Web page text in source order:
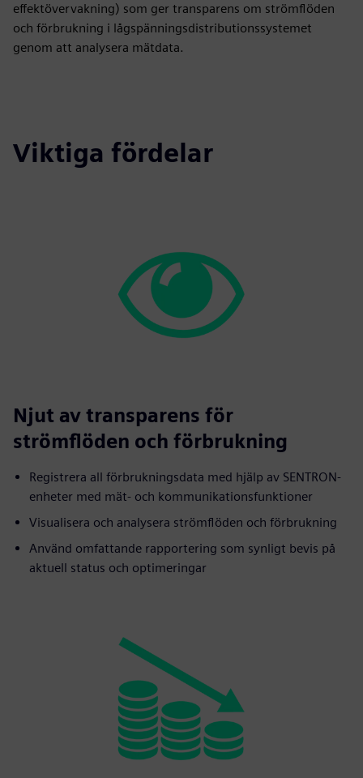
effektövervakning) som ger transparens om strömflöden
och förbrukning i lågspänningsdistributionssystemet
genom att analysera mätdata.
Viktiga fördelar
Njut av transparens för
strömflöden och förbrukning
Registrera all förbrukningsdata med hjälp av SENTRON-
enheter med mät- och kommunikationsfunktioner
Visualisera och analysera strömflöden och förbrukning
Använd omfattande rapportering som synligt bevis på
aktuell status och optimeringar